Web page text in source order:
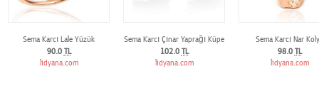
Sema Karcı Lale Yüzük
90.0 TL
lidyana.com
Sema Karcı Çınar Yaprağı Küpe
102.0 TL
lidyana.com
Sema Karcı Nar
98.0 TL
lidyana.com